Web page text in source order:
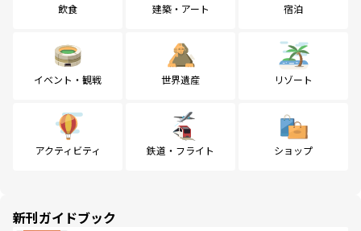
飲食 建築・アート 宿泊
イベント・観戦 世界遺産 リゾート
アクティビティ 鉄道・フライト ショップ
新刊ガイドブック